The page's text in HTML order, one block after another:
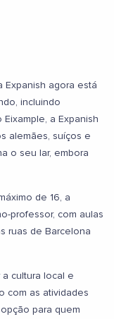
Expanish agora está
incluindo
a Expanish
alemães, suíços e
o seu lar, embora
de 16, a
professor, com aulas
ruas de Barcelona
cultura local e
com as atividades
para quem